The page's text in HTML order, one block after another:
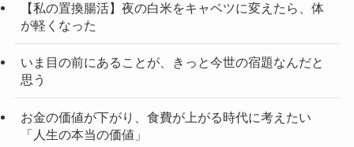
【私の置換腸活】夜の白米をキャベツに変えたら、体
が軽くなった
いま目の前にあることが、きっと今世の宿題なんだと
思う
お金の価値が下がり、食費が上がる時代に考えたい
「人生の本当の価値」